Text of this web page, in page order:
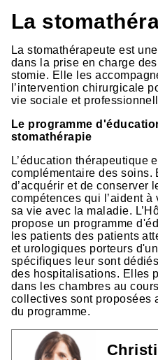
La
La stomathérapeute est
dans la prise en charge
stomie. Elle les
l’intervention chirurgicale
vie sociale et
Le programme
stomathérapie
L’éducation thérapeutique
complémentaire des soins.
d’acquérir et de conserver
compétences qui l’aident
sa vie avec la maladie.
propose un programme
les patients des patients
et urologiques porteurs
spécifiques leur sont
des hospitalisations. Elles
dans les chambres au
collectives sont proposées
du programme.